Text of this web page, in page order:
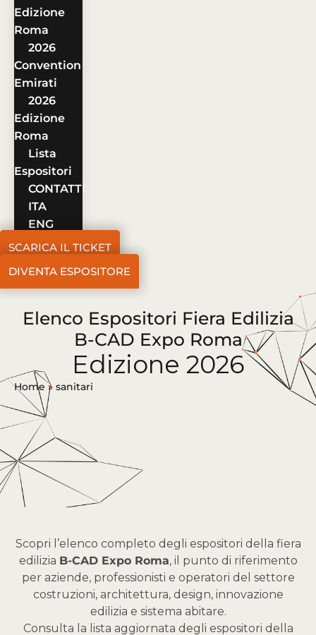
Edizione
Roma
2026
Convention
Emirati
2026
Edizione
Roma
Lista
Espositori
CONTATTI
ITA
ENG
SCARICA IL TICKET
DIVENTA ESPOSITORE
Elenco Espositori Fiera Edilizia
B-CAD Expo Roma
Edizione 2026
Home» sanitari
Scopri l’elenco completo degli espositori della fiera
edilizia B-CAD Expo Roma, il punto di riferimento
per aziende, professionisti e operatori del settore
costruzioni, architettura, design, innovazione
edilizia e sistema abitare.
Consulta la lista aggiornata degli espositori della